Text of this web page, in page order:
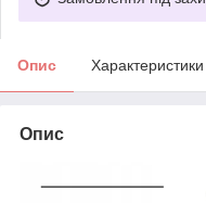
Опис Характеристики
Опис